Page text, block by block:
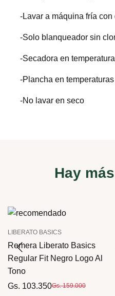
-Lavar a máquina fría
-Solo blanqueador sin
-Secadora en
-Plancha en
-No lavar en seco
Hay
LIBERATO BASICS
Remera Liberato Basics
Regular Fit Negro Logo Al
Tono
Gs. 103.350Gs. 159.000